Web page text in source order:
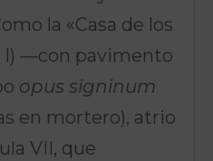
la «Casa de los
I) —con pavimento
opus signinum
en mortero), atrio
VII, que